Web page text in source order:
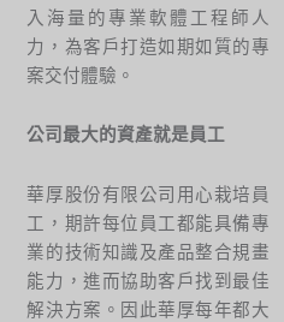
入海量的專業軟體工程師人
力，為客戶打造如期如質的專
案交付體驗。
公司最大的資產就是員工
華厚股份有限公司用心栽培員
工，期許每位員工都能具備專
業的技術知識及產品整合規畫
能力，進而協助客戶找到最佳
解決方案。因此華厚每年都大